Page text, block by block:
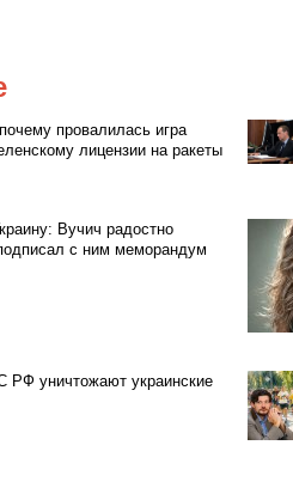
провалилась игра
лицензии на ракеты
Вучич радостно
с ним меморандум
РФ уничтожают украинские